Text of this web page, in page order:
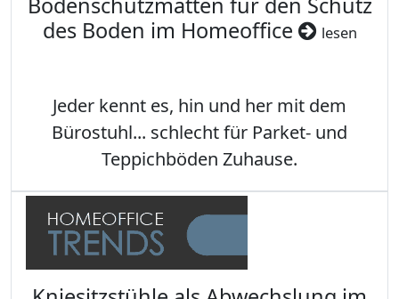
des Boden im Homeoffice
lesen
Jeder kennt es, hin und her mit dem
Bürostuhl... schlecht für Parket- und
Teppichböden Zuhause.